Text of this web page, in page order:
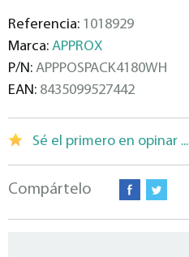
Referencia: 1018929
Marca: APPROX
P/N: APPPOSPACK4180WH
EAN: 8435099527442
Sé el primero en opinar ...
Compártelo